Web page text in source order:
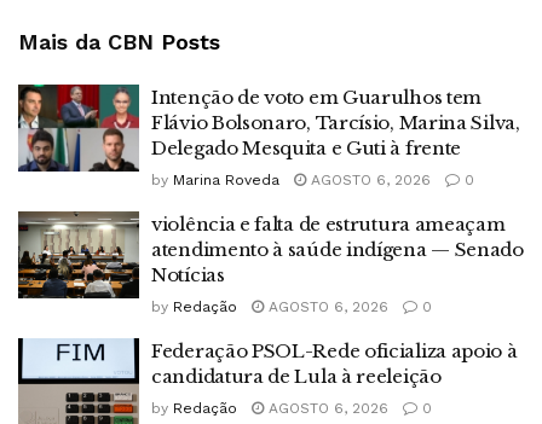
Mais da CBN Posts
Intenção de voto em Guarulhos tem
Flávio Bolsonaro, Tarcísio, Marina Silva,
Delegado Mesquita e Guti à frente
by Marina Roveda AGOSTO 6, 2026 0
violência e falta de estrutura ameaçam
atendimento à saúde indígena — Senado
Notícias
by Redação AGOSTO 6, 2026 0
Federação PSOL-Rede oficializa apoio à
candidatura de Lula à reeleição
by Redação AGOSTO 6, 2026 0